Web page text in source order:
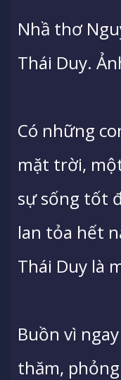
Nhầ thơ
Thái Duy.
Có những
mặt trời,
sự sống tốt
lan tỏa hết
Thái Duy là
Buồn vì
thăm,